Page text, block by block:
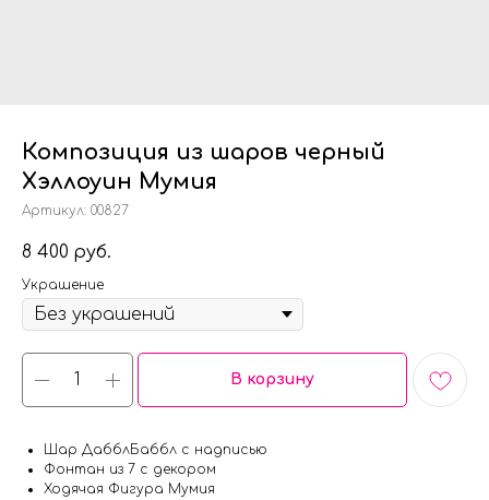
Композиция из шаров черный
Хэллоуин Мумия
Артикул: 00827
8 400 руб.
Украшение
В корзину
Шар ДабблБаббл с надписью
Фонтан из 7 с декором
Ходячая Фигура Мумия